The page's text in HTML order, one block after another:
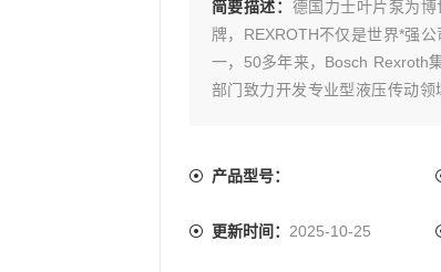
简要描述： 德国力士叶片泵为
牌，REXROTH不仅是世界*强
一，50多年来，Bosch Rexroth
部门致力开发专业型液压传动
产品型号：
更新时间： 2025-10-25